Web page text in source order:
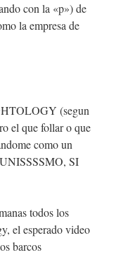
con la «p») de
la empresa de
(segun
el que follar o que
como un
SI
todos los
el esperado video
barcos